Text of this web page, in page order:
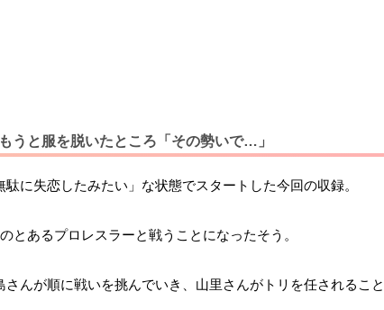
うと服を脱いたところ「その勢いで…」
に失恋したみたい」な状態でスタートした今回の収録。
とあるプロレスラーと戦うことになったそう。
んが順に戦いを挑んでいき、山里さんがトリを任されること